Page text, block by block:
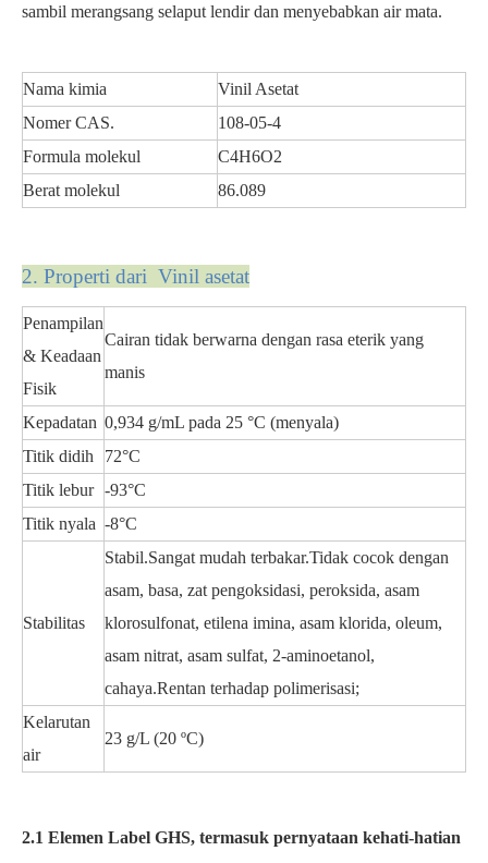
sambil merangsang selaput lendir dan menyebabkan air mata.
Nama kimia
Vinil Asetat
Nomer CAS.
108-05-4
Formula molekul
C4H6O2
Berat molekul
86.089
2. Properti dari Vinil asetat
Penampilan
& Keadaan
Fisik
Cairan tidak berwarna dengan rasa eterik yang
manis
Kepadatan 0,934 g/mL pada 25 °C (menyala)
Titik didih
72°C
Titik lebur -93°C
Titik nyala -8°C
Stabilitas
Stabil.Sangat mudah terbakar.Tidak cocok dengan
asam, basa, zat pengoksidasi, peroksida, asam
klorosulfonat, etilena imina, asam klorida, oleum,
asam nitrat, asam sulfat, 2-aminoetanol,
cahaya.Rentan terhadap polimerisasi;
Kelarutan
air
23 g/L (20 ºC)
2.1 Elemen Label GHS, termasuk pernyataan kehati-hatian